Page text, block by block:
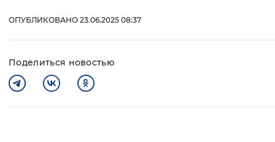
ОПУБЛИКОВАНО 23.06.2025 08:37
Поделиться новостью